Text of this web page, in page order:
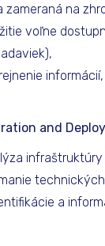
zameraná na
voľne
and
a